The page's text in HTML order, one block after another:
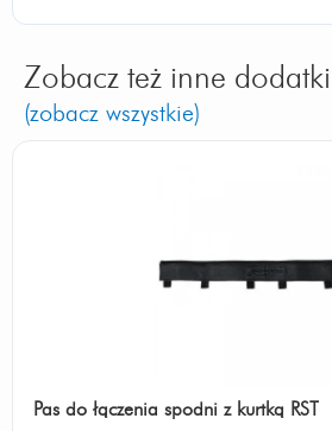
Zobacz też inne
(zobacz wszystkie)
Pas do łączenia spodni z kurtką RST